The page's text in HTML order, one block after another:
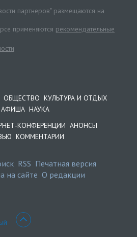
партнеров" размещаются на
применяются рекомендательные
ОБЩЕСТВО КУЛЬТУРА И ОТДЫХ
АФИША НАУКА
КОНФЕРЕНЦИИ АНОНСЫ
КОММЕНТАРИИ
RSS Печатная версия
на сайте О редакции